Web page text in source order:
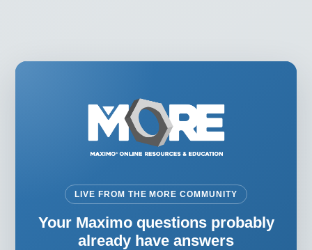
LIVE FROM THE MORE COMMUNITY
Your Maximo questions probably
already have answers